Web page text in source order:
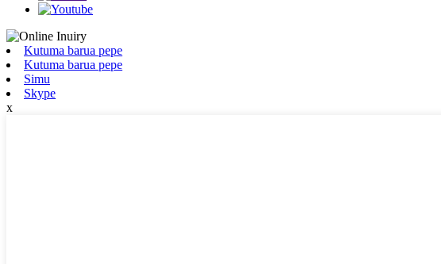
Kutuma barua pepe
Kutuma barua pepe
Simu
Skype
x